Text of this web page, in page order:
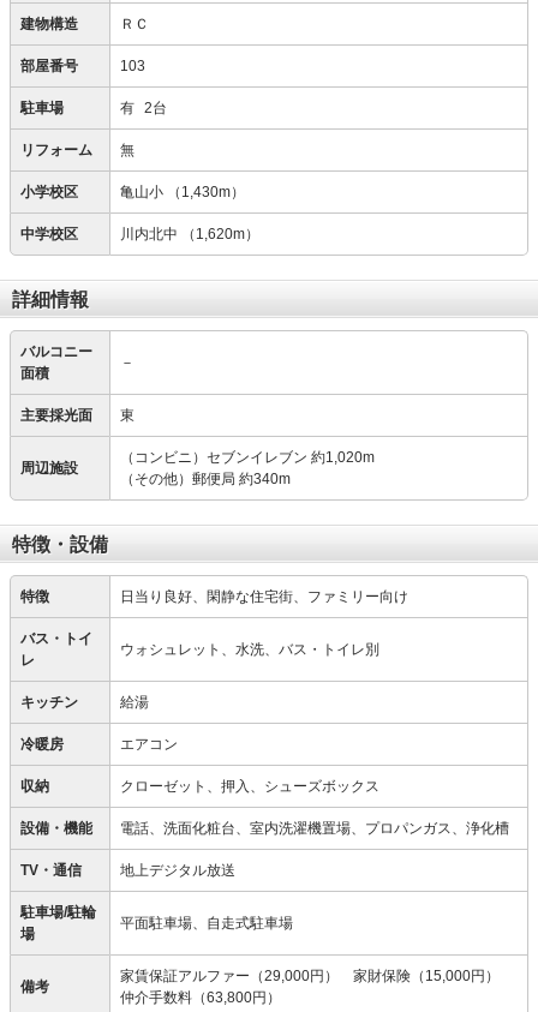
建物構造 ＲＣ
部屋番号 103
駐車場 有 2台
リフォーム 無
小学校区 亀山小 （1,430m）
中学校区 川内北中 （1,620m）
詳細情報
バルコニー
面積
－
主要採光面 東
周辺施設
（コンビニ）セブンイレブン 約1,020m
（その他）郵便局 約340m
特徴・設備
特徴 日当り良好、閑静な住宅街、ファミリー向け
バス・トイ
レ
ウォシュレット、水洗、バス・トイレ別
キッチン 給湯
冷暖房 エアコン
収納 クローゼット、押入、シューズボックス
設備・機能 電話、洗面化粧台、室内洗濯機置場、プロパンガス、浄化槽
TV・通信 地上デジタル放送
駐車場/駐輪
場
平面駐車場、自走式駐車場
備考
家賃保証アルファー（29,000円） 家財保険（15,000円）
仲介手数料（63,800円）